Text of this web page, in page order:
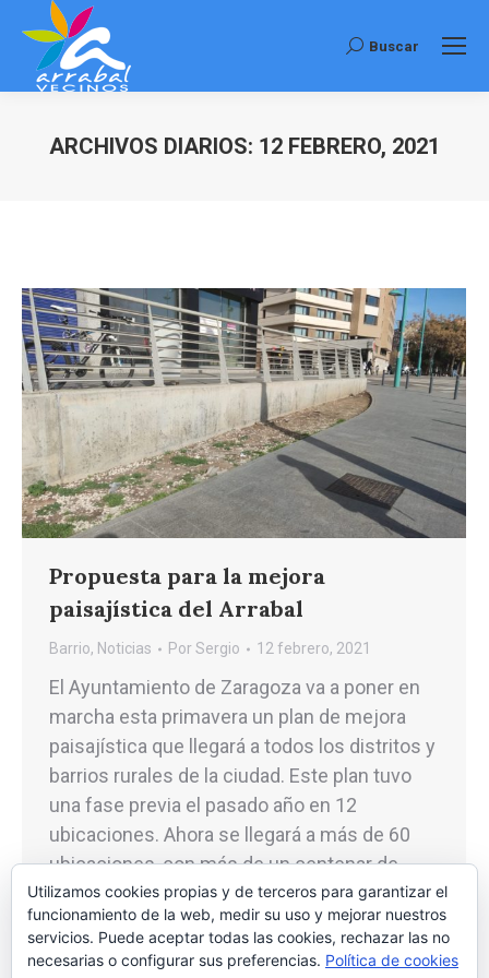
Buscar:
Buscar
ARCHIVOS DIARIOS: 12 FEBRERO, 2021
Propuesta para la mejora
paisajística del Arrabal
Barrio, Noticias PorSergio 12 febrero, 2021
El Ayuntamiento de Zaragoza va a poner en
marcha esta primavera un plan de mejora
paisajística que llegará a todos los distritos y
barrios rurales de la ciudad. Este plan tuvo
una fase previa el pasado año en 12
ubicaciones. Ahora se llegará a más de 60
ubicaciones, con más de un centenar de
especies distintas…
Utilizamos cookies propias y de terceros para garantizar el
funcionamiento de la web, medir su uso y mejorar nuestros
servicios. Puede aceptar todas las cookies, rechazar las no
necesarias o configurar sus preferencias. Política de cookies